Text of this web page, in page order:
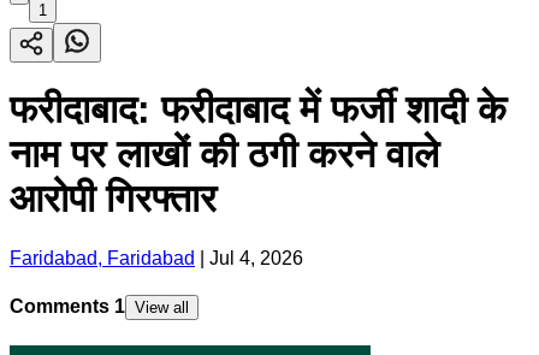
1
फरीदाबाद: फरीदाबाद में फर्जी शादी के
नाम पर लाखों की ठगी करने वाले
आरोपी गिरफ्तार
Faridabad, Faridabad Jul 4, 2026
Comments 1 View all